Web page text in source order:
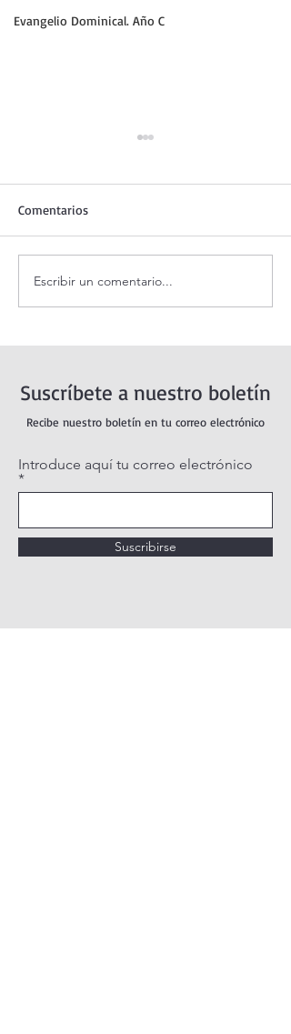
Evangelio Dominical. Año C
Santo Rosario de hoy
Domingo. Misterios
Comentarios
Escribir un comentario...
Suscríbete a nuestro boletín
Recibe nuestro boletín en tu correo electrónico
Introduce aquí tu correo electrónico
Suscribirse